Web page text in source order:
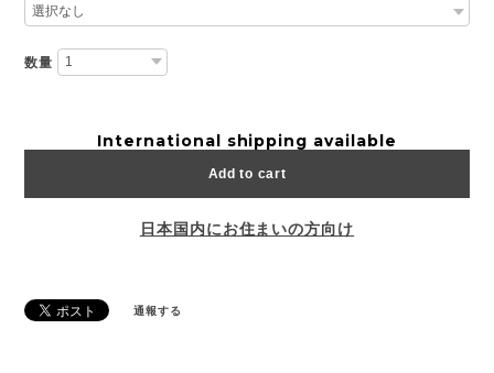
数量
International shipping available
Add to cart
日本国内にお住まいの方向け
通報する